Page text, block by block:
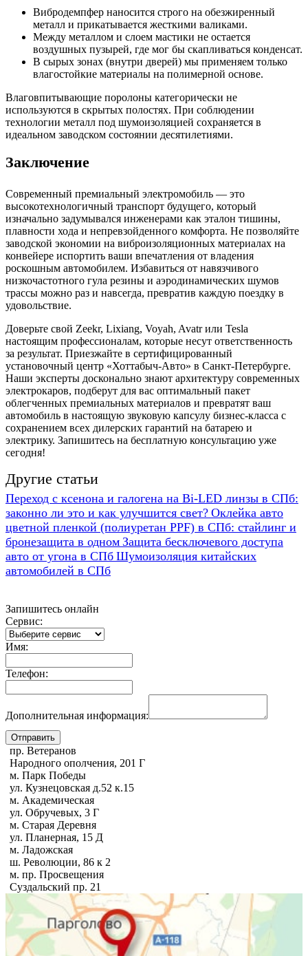
Вибродемпфер наносится строго на обезжиренный
металл и прикатывается жесткими валиками.
Между металлом и слоем мастики не остается
воздушных пузырей, где мог бы скапливаться конденсат.
В сырых зонах (внутри дверей) мы применяем только
влагостойкие материалы на полимерной основе.
Влаговпитывающие поролоны категорически не
используются в скрытых полостях. При соблюдении
технологии металл под шумоизоляцией сохраняется в
идеальном заводском состоянии десятилетиями.
Заключение
Современный премиальный электромобиль — это
высокотехнологичный транспорт будущего, который
изначально задумывался инженерами как эталон тишины,
плавности хода и непревзойденного комфорта. Не позволяйте
заводской экономии на виброизоляционных материалах на
конвейере испортить ваши впечатления от владения
роскошным автомобилем. Избавиться от навязчивого
низкочастотного гула резины и аэродинамических шумов
трассы можно раз и навсегда, превратив каждую поездку в
удовольствие.
Доверьте свой Zeekr, Lixiang, Voyah, Avatr или Tesla
настоящим профессионалам, которые несут ответственность
за результат. Приезжайте в сертифицированный
установочный центр «Хоттабыч-Авто» в Санкт-Петербурге.
Наши эксперты досконально знают архитектуру современных
электрокаров, подберут для вас оптимальный пакет
облегченных премиальных материалов и превратят ваш
автомобиль в настоящую звуковую капсулу бизнес-класса с
сохранением всех дилерских гарантий на батарею и
электрику. Запишитесь на бесплатную консультацию уже
сегодня!
Другие статьи
Переход с ксенона и галогена на Bi-LED линзы в СПб:
законно ли это и как улучшится свет? Оклейка авто
цветной пленкой (полиуретан PPF) в СПб: стайлинг и
бронезащита в одном Защита бесключевого доступа
авто от угона в СПб Шумоизоляция китайских
автомобилей в СПб
Запишитесь онлайн
Сервис:
Имя:
Телефон:
Дополнительная информация:
пр. Ветеранов
Народного ополчения, 201 Г
м. Парк Победы
ул. Кузнецовская д.52 к.15
м. Академическая
ул. Обручевых, 3 Г
м. Старая Деревня
ул. Планерная, 15 Д
м. Ладожская
ш. Революции, 86 к 2
м. пр. Просвещения
Суздальский пр. 21